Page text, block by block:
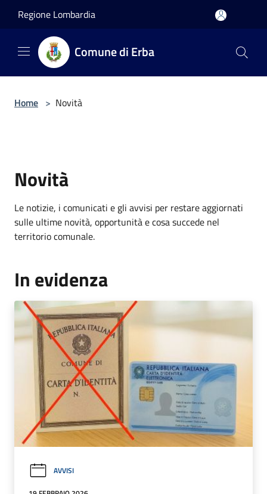
Regione Lombardia
Comune di Erba
Home > Novità
Novità
Le notizie, i comunicati e gli avvisi per restare aggiornati
sulle ultime novità, opportunità e cosa succede nel
territorio comunale.
In evidenza
AVVISI